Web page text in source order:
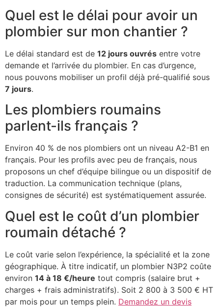
Quel est le délai pour avoir un
plombier sur mon chantier ?
Le délai standard est de 12 jours ouvrés entre votre
demande et l’arrivée du plombier. En cas d’urgence,
nous pouvons mobiliser un profil déjà pré-qualifié sous
7 jours.
Les plombiers roumains
parlent-ils français ?
Environ 40 % de nos plombiers ont un niveau A2-B1 en
français. Pour les profils avec peu de français, nous
proposons un chef d’équipe bilingue ou un dispositif de
traduction. La communication technique (plans,
consignes de sécurité) est systématiquement assurée.
Quel est le coût d’un plombier
roumain détaché ?
Le coût varie selon l’expérience, la spécialité et la zone
géographique. À titre indicatif, un plombier N3P2 coûte
environ 14 à 18 €/heure tout compris (salaire brut +
charges + frais administratifs). Soit 2 800 à 3 500 € HT
par mois pour un temps plein. Demandez un devis